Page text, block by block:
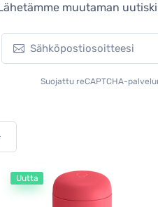
muutaman
Suojattu reCAPTCHA-
Uutta